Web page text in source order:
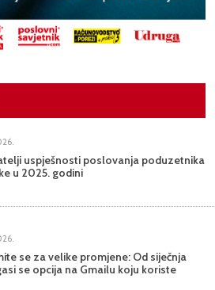
uspješnosti poslovanja poduzetnika
u 2025. godini
se za velike promjene: Od siječnja
se opcija na Gmailu koju koriste